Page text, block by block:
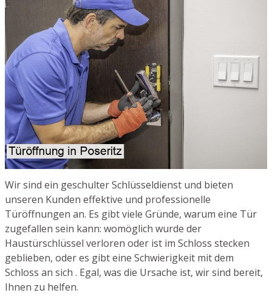
Wir sind ein geschulter Schlüsseldienst und bieten
unseren Kunden effektive und professionelle
Türöffnungen an. Es gibt viele Gründe, warum eine Tür
zugefallen sein kann: womöglich wurde der
Haustürschlüssel verloren oder ist im Schloss stecken
geblieben, oder es gibt eine Schwierigkeit mit dem
Schloss an sich . Egal, was die Ursache ist, wir sind bereit,
Ihnen zu helfen.